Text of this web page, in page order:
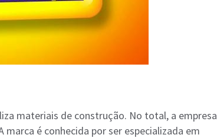
materiais de construção. No total, a empresa
marca é conhecida por ser especializada em